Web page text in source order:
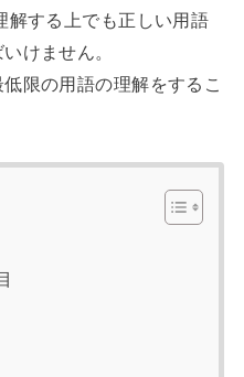
解する上でも正しい用語
けません。
限の用語の理解をするこ